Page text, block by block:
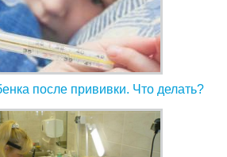
после прививки. Что делать?